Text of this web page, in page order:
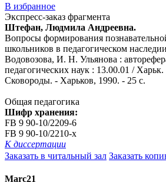
В избранное
Экспресс-заказ фрагмента
Штефан, Людмила Андреевна.
Вопросы формирования
школьников в педагогическом
Водовозова, И. Н. Ульянова :
педагогических наук : 13.00.01 /
Сковороды. - Харьков, 1990. - 25 с.
Общая педагогика
Шифр хранения:
FB 9 90-10/2209-6
FB 9 90-10/2210-x
К диссертации
Заказать в читальный зал Заказать
Marc21